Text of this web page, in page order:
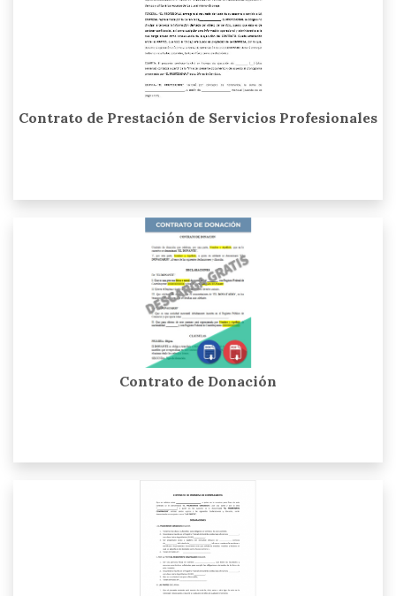
Contrato de Prestación de Servicios Profesionales
Contrato de Donación